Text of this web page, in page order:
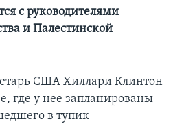
с руководителями
и Палестинской
США Хиллари Клинтон
где у нее запланированы
в тупик